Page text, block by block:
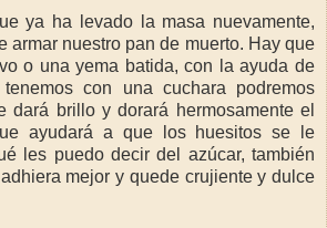
ya ha levado la masa nuevamente,
armar nuestro pan de muerto. Hay que
o una yema batida, con la ayuda de
con una cuchara podremos
dará brillo y dorará hermosamente el
ayudará a que los huesitos se le
les puedo decir del azúcar, también
mejor y quede crujiente y dulce